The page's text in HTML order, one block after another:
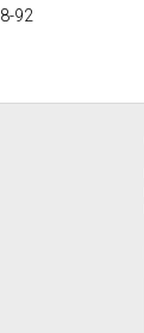
92
što precizniji u
ponude i